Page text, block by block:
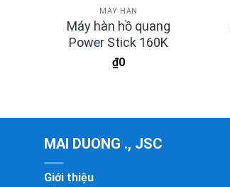
MÁY HÀN
Máy hàn hồ quang
Power Stick 160K
₫0
MAI DUONG ., JSC
Giới thiệu